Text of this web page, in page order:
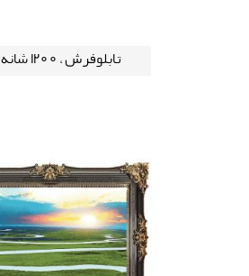
تابلوفرش ، 1200 شانه - 162